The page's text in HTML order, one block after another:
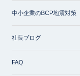
中小企業のBCP地震対策
社長ブログ
FAQ